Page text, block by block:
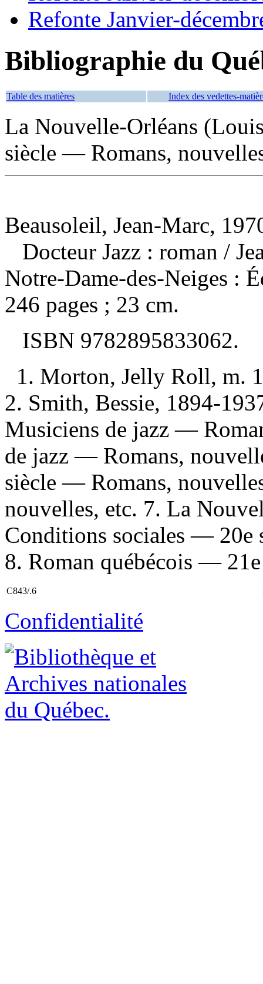
Refonte Janvier-
Bibliographie du
Table des matières Index des vedettes-
La Nouvelle-Orléans
siècle — Romans,
Beausoleil, Jean-Marc,
Docteur Jazz : roman /
Notre-Dame-des-Neiges :
246 pages ; 23 cm.
ISBN 9782895833062.
1. Morton, Jelly Roll, m.
2. Smith, Bessie, 1894-
Musiciens de jazz —
de jazz — Romans,
siècle — Romans,
nouvelles, etc. 7. La
Conditions sociales — 20e
8. Roman québécois —
C843/.6
Confidentialité